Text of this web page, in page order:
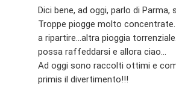
Dici bene, ad oggi, parlo di Parma,
Troppe piogge molto
a ripartire...altra pioggia
possa raffeddarsi e allora ciao...
Ad oggi sono raccolti ottimi e
primis il divertimento!!!